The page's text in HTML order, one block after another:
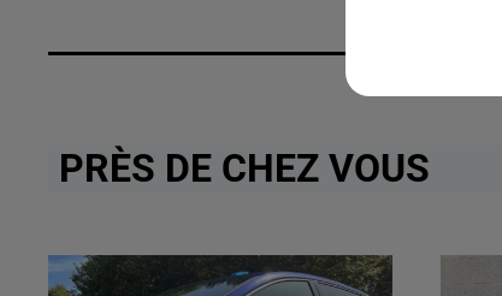
PRÈS DE CHEZ VOUS